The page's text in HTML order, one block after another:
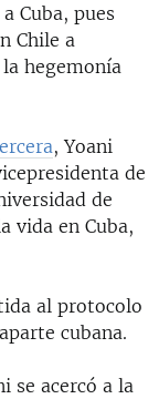
Cuba, pues
Chile a
hegemonía
, Yoani
de
de
vida en Cuba,
al protocolo
cubana.
se acercó a la